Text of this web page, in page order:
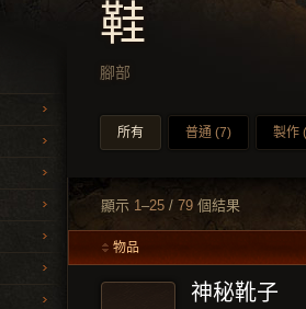
鞋
腳部
所有 普通 (7) 製作
顯示 1–25 / 79 個結果
物品
神秘靴子